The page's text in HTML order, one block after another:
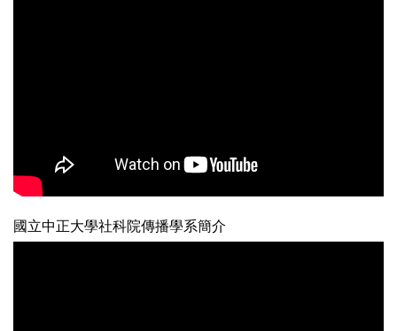
國立中正大學社科院傳播學系簡介